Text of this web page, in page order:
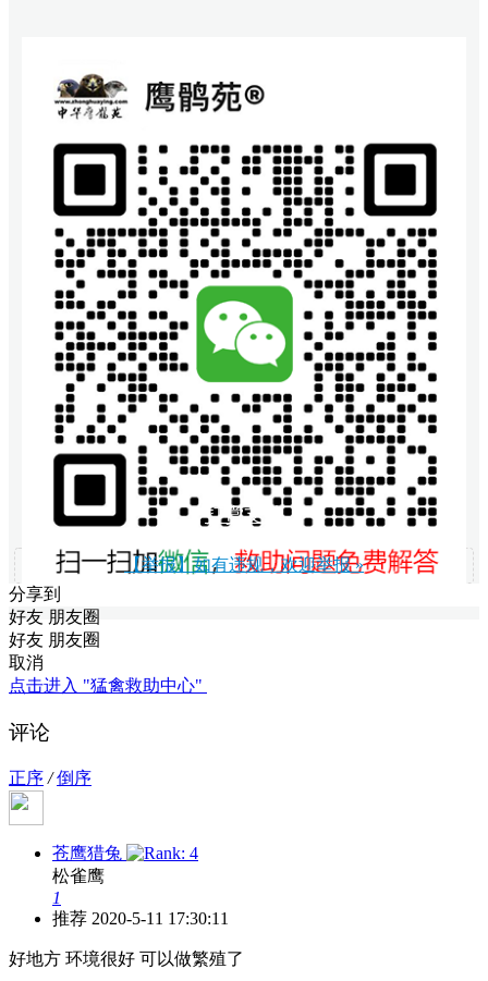
打赏支持
【举报】如有违规，欢迎举报 »
分享到
好友 朋友圈
好友 朋友圈
取消
点击进入 "猛禽救助中心"
评论
正序 / 倒序
苍鹰猎兔
松雀鹰
1
推荐 2020-5-11 17:30:11
好地方 环境很好 可以做繁殖了